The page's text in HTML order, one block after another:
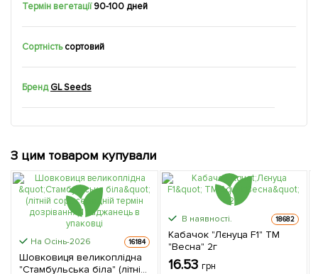
Термін вегетації 90-100 дней
Сортність сортовий
Бренд GL Seeds
З цим товаром купували
На Осінь-2026 16184
Шовковиця великоплідна
"Стамбульська біла" (літній
В наявності. 18682
Кабачок "Лєнуца F1" ТМ
"Весна" 2г
16.53 грн